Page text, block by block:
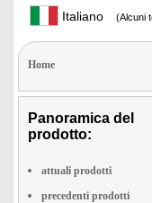
Italiano (Alcuni
Home
Panoramica del
prodotto:
attuali prodotti
precedenti prodotti